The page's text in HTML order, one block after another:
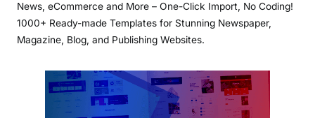
News, eCommerce and More – One-Click Import, No Coding!
1000+ Ready-made Templates for Stunning Newspaper,
Magazine, Blog, and Publishing Websites.